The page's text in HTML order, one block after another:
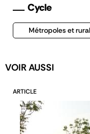
Cycle
Métropoles et
VOIR AUSSI
ARTICLE